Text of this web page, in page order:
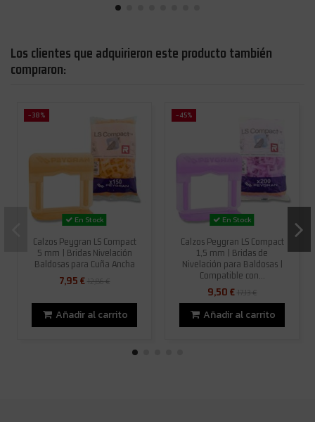
Los clientes que adquirieron este producto también
compraron:
-38%
En Stock
Calzos Peygran LS Compact
5 mm | Bridas Nivelación
Baldosas para Cuña Ancha
7,95 €12,86 €
Añadir al carrito
-45%
En Stock
Calzos Peygran LS Compact
1,5 mm | Bridas de
Nivelación para Baldosas |
Compatible con...
9,50 €17,13 €
Añadir al carrito